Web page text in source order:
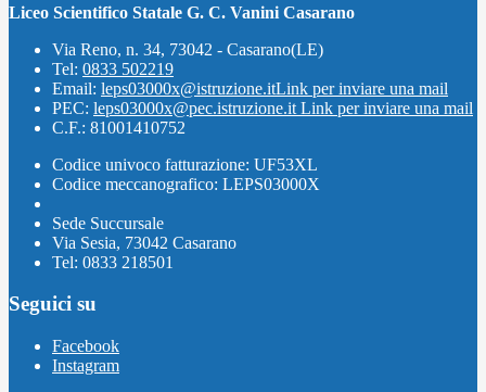
Liceo Scientifico Statale G. C. Vanini Casarano
Via Reno, n. 34, 73042 - Casarano(LE)
Tel: 0833 502219
Email: leps03000x@istruzione.itLink per inviare una mail
PEC: leps03000x@pec.istruzione.it Link per inviare una mail
C.F.: 81001410752
Codice univoco fatturazione: UF53XL
Codice meccanografico: LEPS03000X
Sede Succursale
Via Sesia, 73042 Casarano
Tel: 0833 218501
Seguici su
Facebook
Instagram